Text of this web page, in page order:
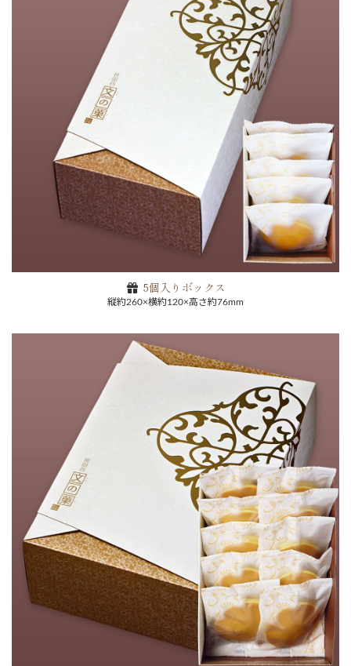
5個入りボックス
縦約260×横約120×高さ約76mm